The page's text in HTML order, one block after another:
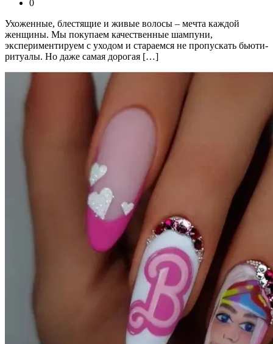
0
Ухоженные, блестящие и живые волосы – мечта каждой
женщины. Мы покупаем качественные шампуни,
экспериментируем с уходом и стараемся не пропускать бьюти-
ритуалы. Но даже самая дорогая […]